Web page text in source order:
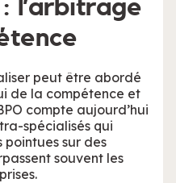
l’arbitrage
peut être abordé
de la compétence et
compte aujourd’hui
spécialisés qui
sur des
souvent les